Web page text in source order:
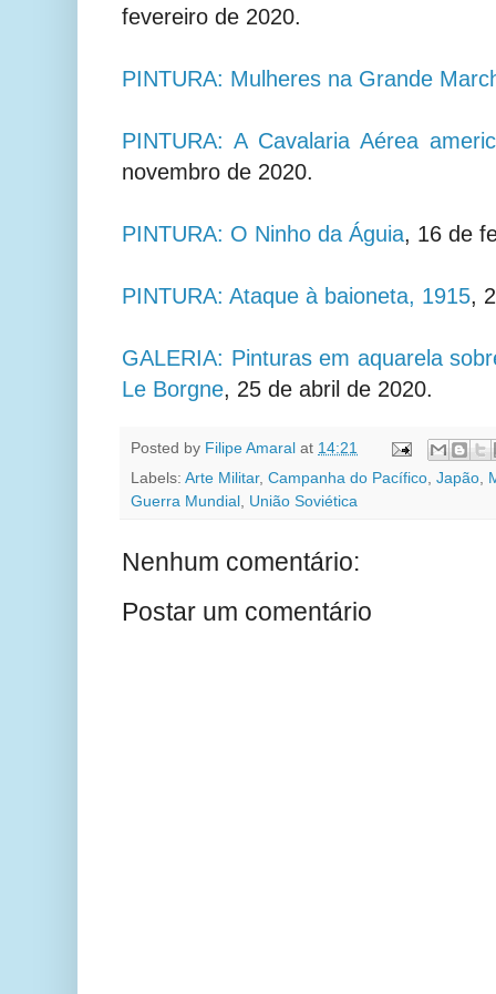
fevereiro de 2020.
PINTURA: Mulheres na Grande
PINTURA: A Cavalaria Aérea
novembro de 2020.
PINTURA: O Ninho da Águia, 16 de
PINTURA: Ataque à baioneta, 1915,
GALERIA: Pinturas em aquarela
Le Borgne, 25 de abril de 2020.
Posted by Filipe Amaral at 14:21
Labels: Arte Militar, Campanha do Pacífico Japão
Guerra Mundial
União Soviética
Nenhum comentário:
Postar um comentário